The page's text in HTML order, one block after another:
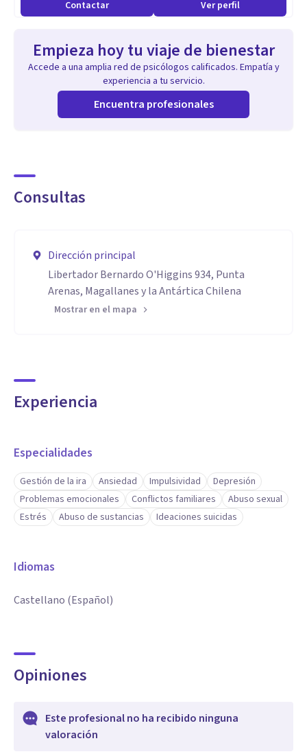
• Diplomado en Prevención del Suicidio
• Diplomado en Psicoterapia Cognitiva-Constructivista
• Diplomado en Peritaje Psicológico Forense en Contexto
• Diplomado en Neurociencias
atención integral y personalizada, abordando los desafíos
Aptitudes
ademas de mis estudios ; Diplomado en Prevención del
Suicidio, Diplomado en Psicología Clínica Infantil,
Derechos Humanos, Magíster en Educación
Contactar Ver perfil
Empieza hoy tu viaje de bienestar
Accede a una amplia red de psicólogos calificados. Empatía y
experiencia a tu servicio.
Encuentra profesionales
Consultas
Dirección principal
Libertador Bernardo O'Higgins 934, Punta
Arenas, Magallanes y la Antártica Chilena
Mostrar en el mapa
Experiencia
Especialidades
Gestión de la ira Ansiedad Impulsividad
Depresión
Problemas emocionales
Conflictos familiares
Abuso sexual
Estrés
Abuso de sustancias Ideaciones suicidas
Idiomas
Castellano (Español)
Opiniones
Este profesional no ha recibido ninguna
valoración